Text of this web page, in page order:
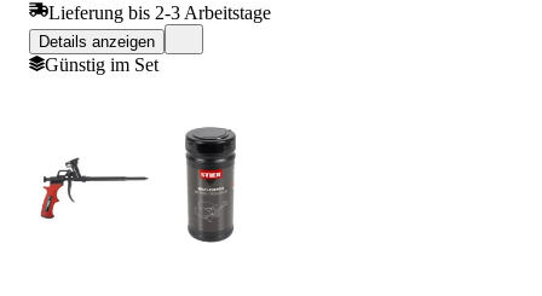
Lieferung bis 2-3 Arbeitstage
Details anzeigen
Günstig im Set